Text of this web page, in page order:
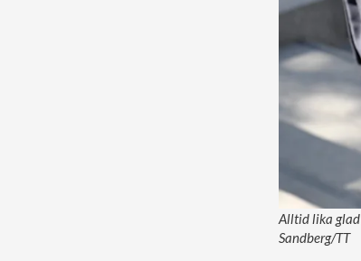
Alltid lika glad
Sandberg/TT